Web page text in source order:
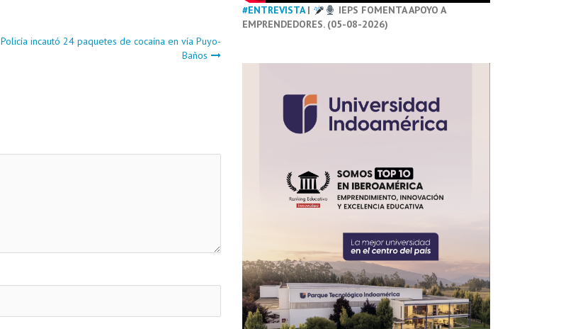
Policía incautó 24 paquetes de cocaína en vía Puyo-
Baños
#ENTREVISTA|
IEPS FOMENTA APOYO A
EMPRENDEDORES. (05-08-2026)